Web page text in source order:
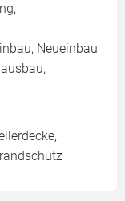
Neueinbau